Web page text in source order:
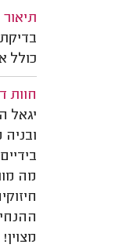
כולל
חוות
יגאל
מה
מצוין!